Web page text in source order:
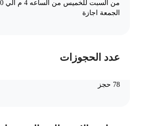
من السبت للخميس من الساعه 4 م الي 10 م
الجمعة اجازة
عدد الحجوزات